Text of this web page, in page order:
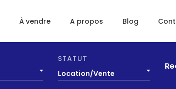
À vendre A propos Blog
STATUT
Location/Vente